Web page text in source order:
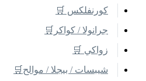
كورنفلكس 🛒
جرانولا / كواكر🛒
زواكي 🛒
شيبسات / بيجلا / موالح🛒